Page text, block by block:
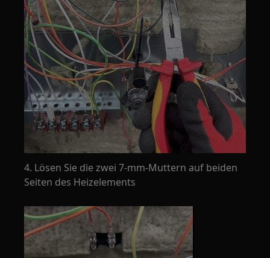
4. Lösen Sie die zwei 7-mm-Muttern auf beiden
Seiten des Heizelements